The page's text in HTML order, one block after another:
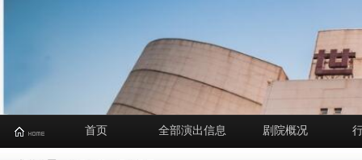
首页 全部演出信息 剧院概况